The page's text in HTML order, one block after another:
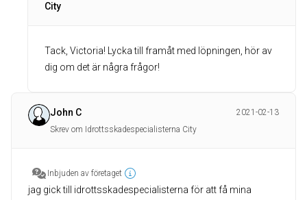
City
Tack, Victoria! Lycka till framåt med löpningen, hör av
dig om det är några frågor!
John C
2021-02-13
Skrev om Idrottsskadespecialisterna City
Inbjuden av företaget
jag gick till idrottsskadespecialisterna för att få mina